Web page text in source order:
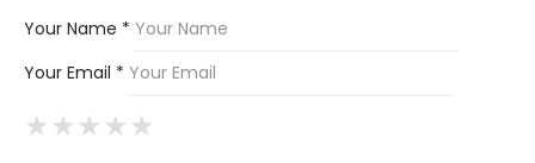
Your Name *
Your Email *
★
★★
★★★
★★★★
★★★★★